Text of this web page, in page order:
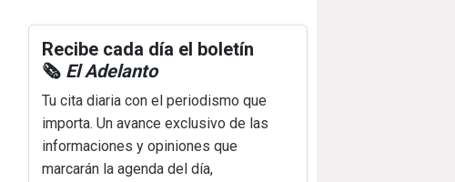
Recibe cada día el boletín
🗞️ El Adelanto
Tu cita diaria con el periodismo que
importa. Un avance exclusivo de las
informaciones y opiniones que
marcarán la agenda del día,